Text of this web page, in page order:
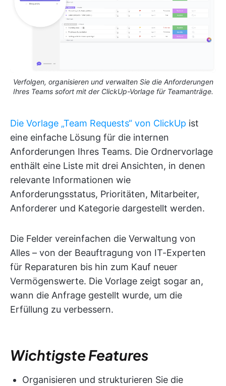
Verfolgen, organisieren und verwalten Sie die Anforderungen
Ihres Teams sofort mit der ClickUp-Vorlage für Teamanträge.
Die Vorlage „Team Requests“ von ClickUp ist
eine einfache Lösung für die internen
Anforderungen Ihres Teams. Die Ordnervorlage
enthält eine Liste mit drei Ansichten, in denen
relevante Informationen wie
Anforderungsstatus, Prioritäten, Mitarbeiter,
Anforderer und Kategorie dargestellt werden.
Die Felder vereinfachen die Verwaltung von
Alles – von der Beauftragung von IT-Experten
für Reparaturen bis hin zum Kauf neuer
Vermögenswerte. Die Vorlage zeigt sogar an,
wann die Anfrage gestellt wurde, um die
Erfüllung zu verbessern.
Wichtigste Features
Organisieren und strukturieren Sie die